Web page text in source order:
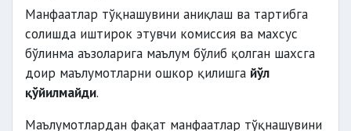
Манфаатлар тўқнашувини аниқлаш ва тартибга
солишда иштирок этувчи комиссия ва махсус
бўлинма аъзоларига маълум бўлиб қолган шахсга
доир маълумотларни ошкор қилишга йўл
қўйилмайди.
Маълумотлардан фақат манфаатлар тўқнашувини